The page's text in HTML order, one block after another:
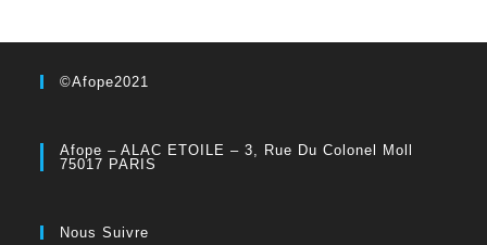
©Afope2021
Afope – ALAC ETOILE – 3, Rue Du Colonel Moll
75017 PARIS
Nous Suivre